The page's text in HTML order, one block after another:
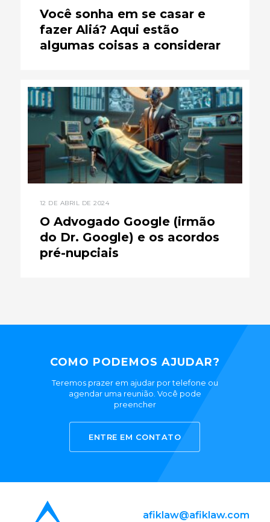
Você sonha em se casar e
fazer Aliá? Aqui estão
algumas coisas a considerar
12 DE ABRIL DE 2024
O Advogado Google (irmão
do Dr. Google) e os acordos
pré-nupciais
COMO PODEMOS AJUDAR?
Teremos prazer em ajudar por telefone ou
agendar uma reunião. Você pode
preencher
ENTRE EM CONTATO
afiklaw@afiklaw.com